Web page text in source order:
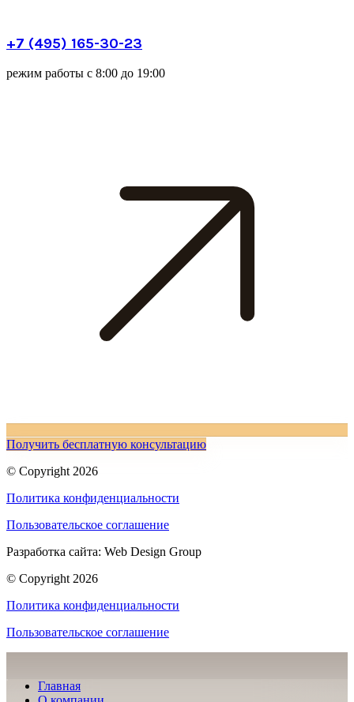
+7 (495) 165-30-23
режим работы с 8:00 до 19:00
Получить бесплатную консультацию
© Copyright 2026
Политика конфиденциальности
Пользовательское соглашение
Разработка сайта: Web Design Group
© Copyright 2026
Политика конфиденциальности
Пользовательское соглашение
Главная